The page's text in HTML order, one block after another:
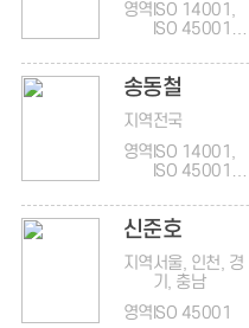
영역ISO 14001,
ISO 45001,
송동철
지역전국
영역ISO 14001,
ISO 45001,
37301/3700
1, 공정거래,
신준호
지역서울, 인천, 경
기, 충남
영역ISO 45001